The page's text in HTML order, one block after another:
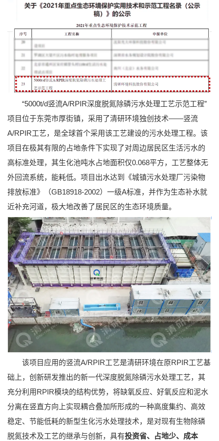
“5000t/d竖流A/RPIR深度脱氮除磷污水处理工艺示范工程”
项目位于东莞市厚街镇，采用了清研环境独创技术——竖流
A/RPIR工艺，是全球首个采用该工艺建设的污水处理工程。该
项目在极其有限的占地条件下实现了对周边居民区生活污水的
高标准处理，其生化池吨水占地面积仅0.068平方，工艺整体无
外回流系统，能耗低。项目出水达到《城镇污水处理厂污染物
排放标准》（GB18918-2002）一级A标准，并作为生态补水就
近补充河道，极大地改善了居民区的生态环境质量。
该项目应用的竖流A/RPIR工艺是清研环境在原RPIR工艺基
础上，创新研发推出的新一代深度脱氮除磷污水处理工艺，其
充分利用RPIR模块的结构优势，将缺氧反应、好氧反应和泥水
分离在竖直方向上实现耦合叠加所形成的一种高度集约、高效
稳定、节能低耗的新型生化污水处理技术，是对现有生物除磷
脱氮技术及工艺的继承与创新，具有投资省、占地少、成本